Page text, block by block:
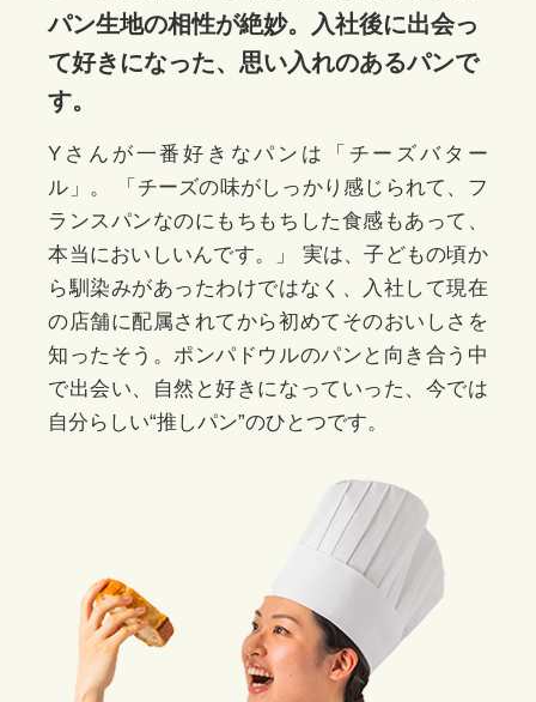
パン生地の相性が絶妙。
入社後に出会っ
て好きになった、思い入れのあるパンで
す。
Yさんが一番好きなパンは「チーズバター
ル」。
「チーズの味がしっかり感じられて、フ
ランスパンなのにもちもちした食感もあって、
本当においしいんです。」
実は、子どもの頃か
ら馴染みがあったわけではなく、入社して現在
の店舗に配属されてから初めてそのおいしさを
知ったそう。ポンパドウルのパンと向き合う中
で出会い、自然と好きになっていった、今では
自分らしい“推しパン”のひとつです。